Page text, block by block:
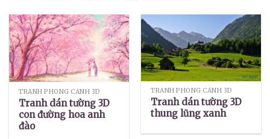
TRANH PHONG CẢNH 3D
Tranh dán tường 3D
con đường hoa anh
đào
TRANH PHONG CẢNH 3D
Tranh dán tường 3D
thung lũng xanh